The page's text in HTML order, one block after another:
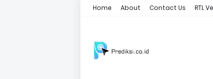
Home About Contact Us RTL